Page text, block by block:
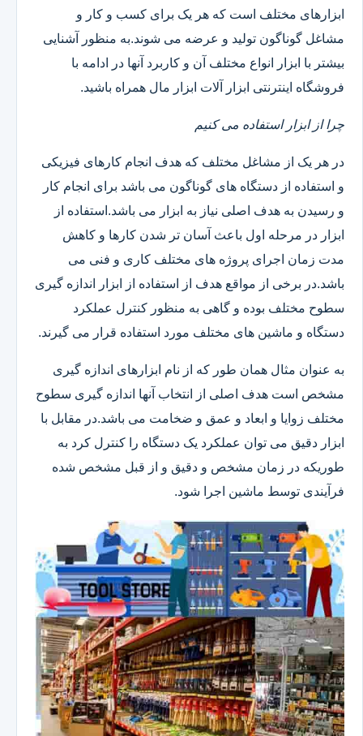
ابزارهای مختلف است که هر یک برای کسب و کار و
مشاغل گوناگون تولید و عرضه می شوند.به منظور آشنایی
بیشتر با ابزار انواع مختلف آن و کاربرد آنها در ادامه با
فروشگاه اینترنتی ابزار آلات ابزار مال همراه باشید.
چرا از ابزار استفاده می کنیم
در هر یک از مشاغل مختلف که هدف انجام کارهای فیزیکی
و استفاده از دستگاه های گوناگون می باشد برای انجام کار
و رسیدن به هدف اصلی نیاز به ابزار می باشد.استفاده از
ابزار در مرحله اول باعث آسان تر شدن کارها و کاهش
مدت زمان اجرای پروژه های مختلف کاری و فنی می
باشد.در برخی از مواقع هدف از استفاده از ابزار اندازه گیری
سطوح مختلف بوده و گاهی به منظور کنترل عملکرد
دستگاه و ماشین های مختلف مورد استفاده قرار می گیرند.
به عنوان مثال همان طور که از نام ابزارهای اندازه گیری
مشخص است هدف اصلی از انتخاب آنها اندازه گیری سطوح
مختلف زوایا و ابعاد و عمق و ضخامت می باشد.در مقابل با
ابزار دقیق می توان عملکرد یک دستگاه را کنترل کرد به
طوریکه در زمان مشخص و دقیق و از قبل مشخص شده
فرآیندی توسط ماشین اجرا شود.